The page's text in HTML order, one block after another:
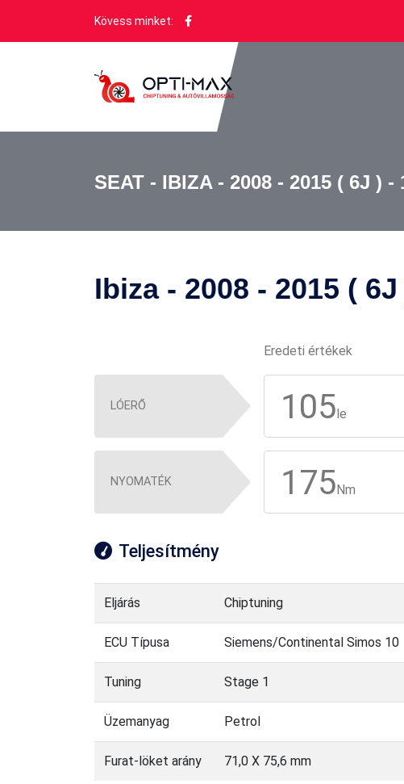
Kövess minket:
SEAT - IBIZA - 2008 - 2015 ( 6J ) -
Ibiza - 2008 - 2015 (
Eredeti értékek
LÓERŐ 105le
NYOMATÉK 175Nm
Teljesítmény
Eljárás Chiptuning
ECU Típusa Siemens/Continental Simos 10
Tuning Stage 1
Üzemanyag Petrol
Furat-löket arány 71,0 X 75,6 mm